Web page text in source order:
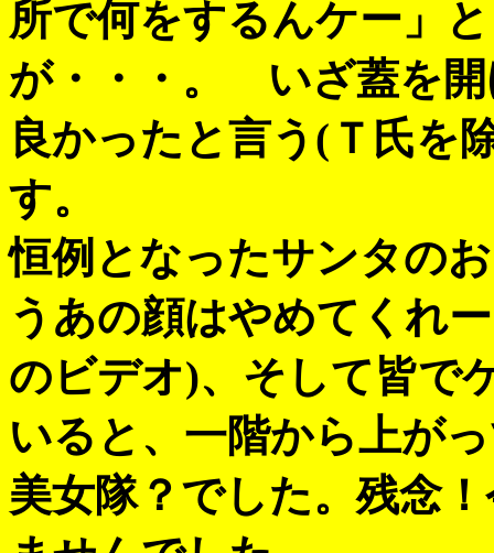
所で何をするんケー」
が・・・。 いざ蓋を開
良かったと言う(Ｔ氏を
す。
恒例となったサンタの
うあの顔はやめてくれ
のビデオ)、そして皆で
いると、一階から上が
美女隊？でした。残念